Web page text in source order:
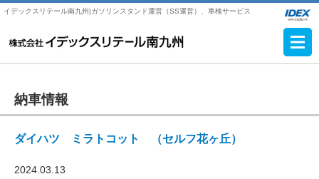
イデックスリテール南九州|ガソリンスタンド運営（SS運営）、車検サービス
納車情報
ダイハツ ミラトコット （セルフ花ヶ丘）
2024.03.13